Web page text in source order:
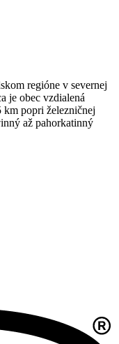
regióne v severnej
je obec vzdialená
km popri železničnej
až pahorkatinný